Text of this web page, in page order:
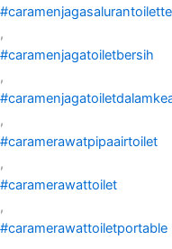
,
#caramenjagatoiletbersih
,
,
#caramerawatpipaairtoilet
,
#caramerawattoilet
,
#caramerawattoiletportable